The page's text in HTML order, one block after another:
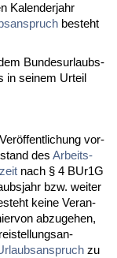
Ka­len­der­jahr
be­steht
Bun­des­ur­laubs­
in sei­nem Ur­teil
vor­
des Ar­beits­
nach § 4 BUr1G
bzw. wei­ter
kei­ne Ver­an­
ab­zu­ge­hen,
zu